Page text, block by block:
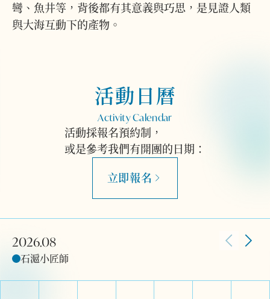
彎、魚井等，背後都有其意義與巧思，是見證人類
與大海互動下的產物。
活動日曆
Activity Calendar
活動採報名預約制，
或是參考我們有開團的日期：
立即報名
2026.08
石滬小匠師